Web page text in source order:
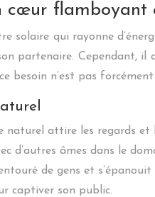
cœur flamboyant
solaire qui rayonne
partenaire. Cependant, il
besoin n’est pas
naturel attire les regards
d’autres âmes dans le
de gens et
captiver son public.